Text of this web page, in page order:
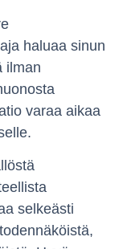
haluaa sinun
ilman
varaa aikaa
selkeästi